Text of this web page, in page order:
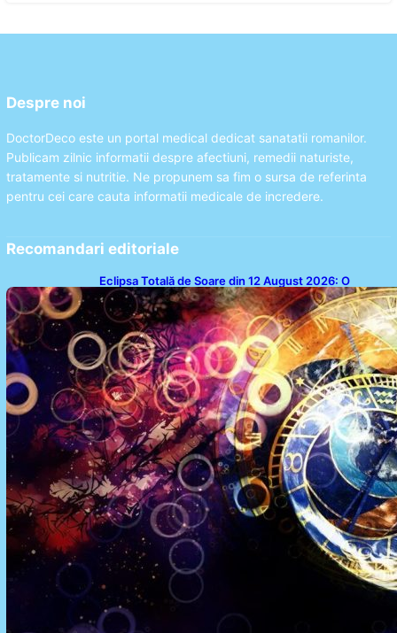
Despre noi
DoctorDeco este un portal medical dedicat sanatatii romanilor.
Publicam zilnic informatii despre afectiuni, remedii naturiste,
tratamente si nutritie. Ne propunem sa fim o sursa de referinta
pentru cei care cauta informatii medicale de incredere.
Recomandari editoriale
Eclipsa Totală de Soare din 12 August 2026: O
Analiză a Impactului asupra Trei Zodii și a Ciclului de
18 Ani